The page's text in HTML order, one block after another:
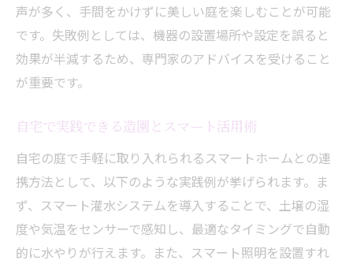
声が多く、手間をかけずに美しい庭を楽しむことが可能
です。失敗例としては、機器の設置場所や設定を誤ると
効果が半減するため、専門家のアドバイスを受けること
が重要です。
自宅で実践できる造園とスマート活用術
自宅の庭で手軽に取り入れられるスマートホームとの連
携方法として、以下のような実践例が挙げられます。ま
ず、スマート灌水システムを導入することで、土壌の湿
度や気温をセンサーで感知し、最適なタイミングで自動
的に水やりが行えます。また、スマート照明を設置すれ